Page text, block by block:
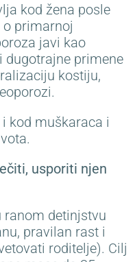
kod žena posle
primarnoj
javi kao
dugotrajne primene
kostiju,
kod muškaraca i
usporiti njen
ranom detinjstvu
pravilan rast i
roditelje). Cilj